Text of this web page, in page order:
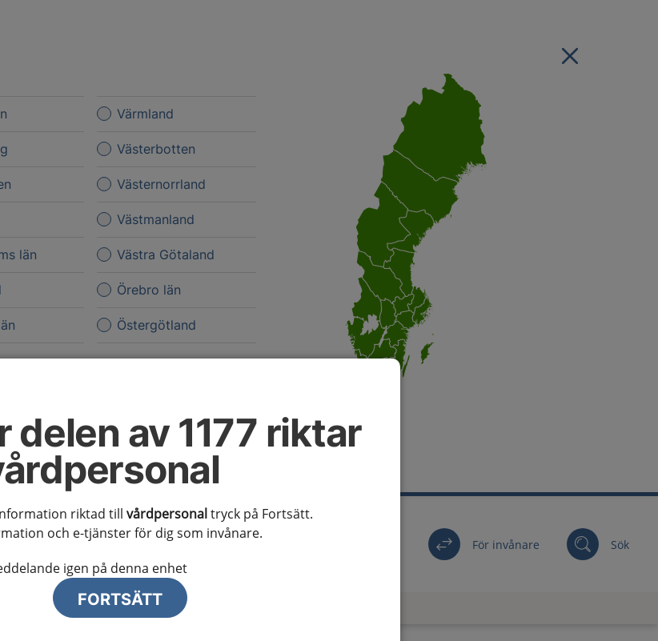
delen av 1177 riktar
riktad till vårdpersonaltryck på Fortsätt.
och e-tjänster för dig som invånare.
igen på denna enhet
FORTSÄTT
län
Värmland
Västerbotten
Västernorrland
Västmanland
Västra Götaland
Örebro län
Östergötland
innehåll och viktig information som gäller just din
För invånare Sök